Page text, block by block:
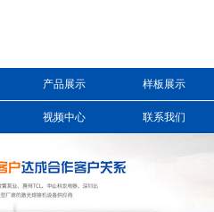
产品展示 样板展示
视频中心 联系我们